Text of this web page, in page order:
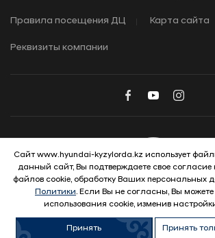
Правила посещения ДЦ Карта сайта
Реквизиты компании
© 2026 Hyundai Motor
Сайт www.hyundai-kyzylorda.kz использует
данный сайт, Вы подтверждаете свое согласие
файлов cookie, обработку Ваших персональных
Политики. Если Вы не согласны, Вы можете
использования cookie, изменив
Принять Принять